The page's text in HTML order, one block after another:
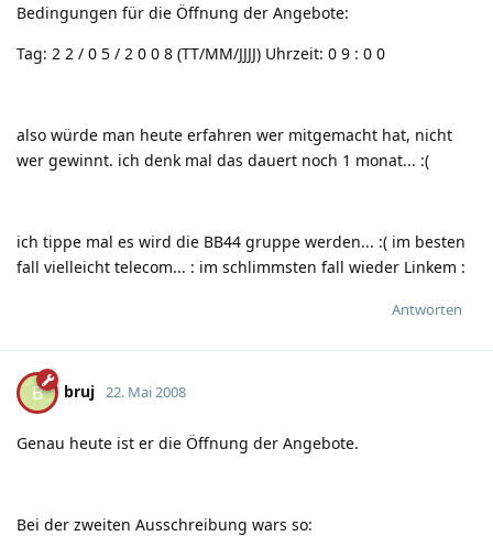
Bedingungen für die Öffnung der Angebote:
Tag: 2 2 / 0 5 / 2 0 0 8 (TT/MM/JJJJ) Uhrzeit: 0 9 : 0 0
also würde man heute erfahren wer mitgemacht hat, nicht
wer gewinnt. ich denk mal das dauert noch 1 monat... :(
ich tippe mal es wird die BB44 gruppe werden... :( im besten
fall vielleicht telecom... : im schlimmsten fall wieder Linkem :
Antworten
B bruj 22. Mai 2008
Genau heute ist er die Öffnung der Angebote.
Bei der zweiten Ausschreibung wars so: